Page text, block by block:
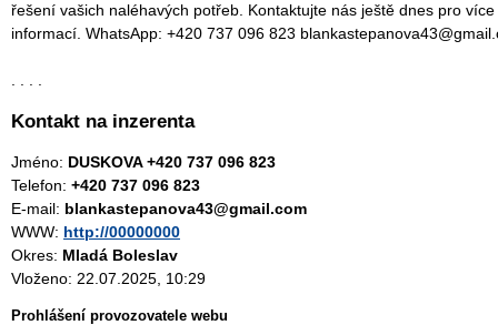
řešení vašich naléhavých potřeb. Kontaktujte nás ještě dnes pro více
informací. WhatsApp: +420 737 096 823
Kontakt na inzerenta
Jméno: DUSKOVA +420 737 096 823
Telefon: +420 737 096 823
E-mail: blankastepanova43@gmail.com
WWW: http://00000000
Okres: Mladá Boleslav
Vloženo: 22.07.2025, 10:29
Prohlášení provozovatele webu